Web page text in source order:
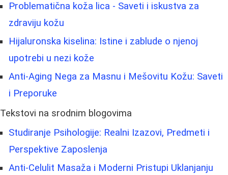
Problematična koža lica - Saveti i iskustva za
zdraviju kožu
Hijaluronska kiselina: Istine i zablude o njenoj
upotrebi u nezi kože
Anti-Aging Nega za Masnu i Mešovitu Kožu: Saveti
i Preporuke
Tekstovi na srodnim blogovima
Studiranje Psihologije: Realni Izazovi, Predmeti i
Perspektive Zaposlenja
Anti-Celulit Masaža i Moderni Pristupi Uklanjanju